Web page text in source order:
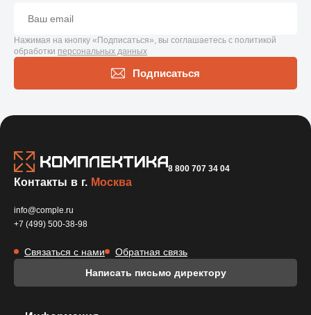
Нажимая на кнопку «Подписаться», вы соглашаетесь с политикой
обработки персональных данных
Подписаться
8 800 707 34 04
Написать письмо директору
Контакты в г. Москва
info@comple.ru
+7 (499) 500-38-98
Связаться с нами Обратная связь